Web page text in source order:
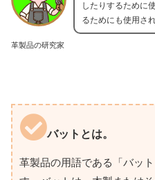
革製品の研究家
したりするために
るためにも使用され
バットとは。
革製品の用語である「バッ